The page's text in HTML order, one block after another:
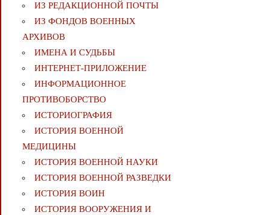
ИЗ РЕДАКЦИОННОЙ ПОЧТЫ
ИЗ ФОНДОВ ВОЕННЫХ
АРХИВОВ
ИМЕНА И СУДЬБЫ
ИНТЕРНЕТ-ПРИЛОЖЕНИЕ
ИНФОРМАЦИОННОЕ
ПРОТИВОБОРСТВО
ИСТОРИОГРАФИЯ
ИСТОРИЯ ВОЕННОЙ
МЕДИЦИНЫ
ИСТОРИЯ ВОЕННОЙ НАУКИ
ИСТОРИЯ ВОЕННОЙ РАЗВЕДКИ
ИСТОРИЯ ВОИН
ИСТОРИЯ ВООРУЖЕНИЯ И